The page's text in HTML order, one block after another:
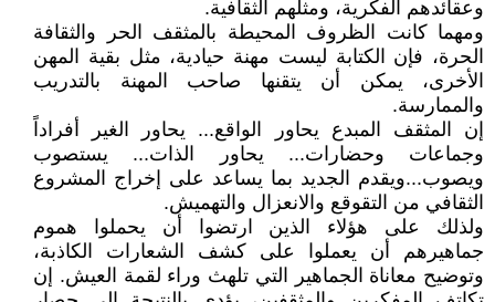
وعقائدهم الفكرية، ومثلهم الثقافية.
ومهما كانت الظروف المحيطة بالمثقف الحر والثقافة
الحرة، فإن الكتابة ليست مهنة حيادية، مثل بقية المهن
الأخرى، يمكن أن يتقنها صاحب المهنة بالتدريب
والممارسة.
إن المثقف المبدع يحاور الواقع... يحاور الغير أفراداً
وجماعات وحضارات... يحاور الذات... يستصوب
ويصوب...ويقدم الجديد بما يساعد على إخراج المشروع
الثقافي من التقوقع والانعزال والتهميش.
ولذلك على هؤلاء الذين ارتضوا أن يحملوا هموم
جماهيرهم أن يعملوا على كشف الشعارات الكاذبة،
وتوضيح معاناة الجماهير التي تلهث وراء لقمة العيش. إن